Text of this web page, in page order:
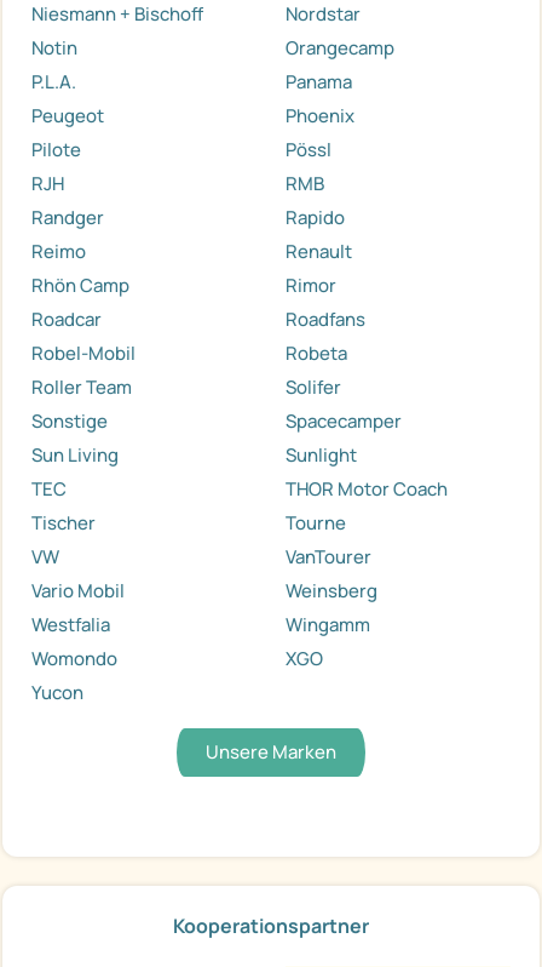
Niesmann + Bischoff
Nordstar
Notin
Orangecamp
P.L.A.
Panama
Peugeot
Phoenix
Pilote
Pössl
RJH
RMB
Randger
Rapido
Reimo
Renault
Rhön Camp
Rimor
Roadcar
Roadfans
Robel-Mobil
Robeta
Roller Team
Solifer
Sonstige
Spacecamper
Sun Living
Sunlight
TEC
THOR Motor Coach
Tischer
Tourne
VW
VanTourer
Vario Mobil
Weinsberg
Westfalia
Wingamm
Womondo
XGO
Yucon
Unsere Marken
Kooperationspartner